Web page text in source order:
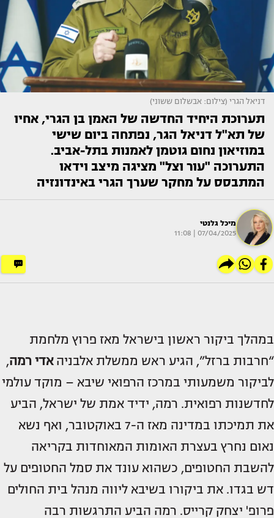
דניאל הגרי (צילום: אבשלום ששוני)
תערוכת היחיד החדשה של האמן בן הגרי, אחיו
של תא"ל דניאל הגר, נפתחה ביום שישי
במוזיאון נחום גוטמן לאמנות בתל-אביב.
התערוכה "עור וצל" מציגה מיצב וידאו
המתבסס על מחקר שערך הגרי באינדונזיה
מיכל גלנטי
07/04/2025 | 11:08
במהלך ביקור ראשון בישראל מאז פרוץ מלחמת
“חרבות ברזל”, הגיע ראש ממשלת אלבניהאדי רמה,
לביקור משמעותי במרכז הרפואי שיבא – מוקד עולמי
לחדשנות רפואית. רמה, ידיד אמת של ישראל, הביע
את תמיכתו במדינה מאז ה-7 באוקטובר, ואף נשא
נאום נחרץ בעצרת האומות המאוחדות בקריאה
להשבת החטופים, כשהוא עונד את סמל החטופים על
דש בגדו. את ביקורו בשיבא ליווה מנהל בית החולים
פרופ' יצחק קרייס. רמה הביע התרגשות רבה